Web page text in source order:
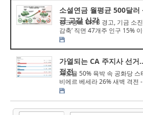
소셜연금 월평균 500달
금 고갈 심각
싱크탱크 CRFB 경고, 기금 소
감축’ 직면 47개주 인구 15%
비...
가열되는 CA 주지사 선거
접전
개표율 50% 육박 속 공화당
비에르 베세라 26% 새벽 격전
0% 바짝 추격… ...